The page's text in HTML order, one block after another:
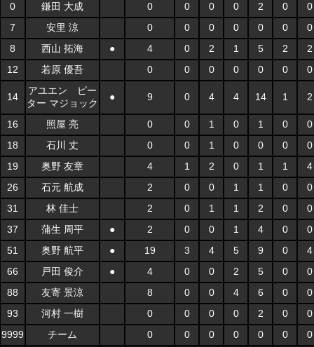
0 鎌田 大成 0 0 0 0 2 0
0
7
安里 涼 0 0 0 0 0 0
0
8
西山 拓海 ● 4 0 2 1 5 2
2
12
若原 優吾 0 0 0 0 0 0 0
14
アユエン ピー
ター マジョック
● 9 0 4 4 14 1 2
16 照屋 亮 0 0 1 0 1 0
0
18
石川 丈 0 0 1 0 0 0
0
19
奥野 友章 4 1 2 0 1 1
4
26
石元 航成 2 0 0 1 1 0
0
31
林 佳士 2 0 1 1 2 0
0
37
蒲生 周平 ● 2 0 0 1 4 0
0
51
奥野 航平 ● 19 3 4 5 9 0
4
66
戸田 俊介 ● 4 0 0 2 5 0
0
88
友寄 景涼 8 0 0 4 6 0
0
93
河村 一樹 0 0 0 0 2 0
0
9999
チーム 0 0 0 0 0 0 0